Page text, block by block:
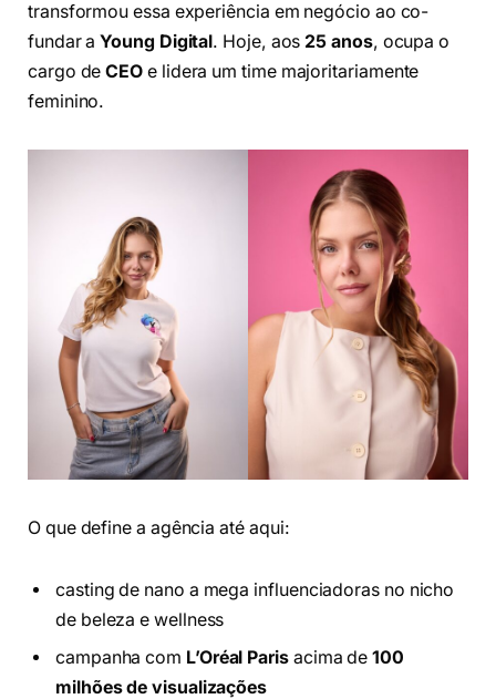
transformou essa experiência em negócio ao co-
fundar aYoung Digital. Hoje, aos 25 anos, ocupa o
cargo deCEO e lidera um time majoritariamente
feminino.
O que define a agência até aqui:
casting de nano a mega influenciadoras no nicho
de beleza e wellness
campanha com L’Oréal Parisacima de100
milhões de visualizações